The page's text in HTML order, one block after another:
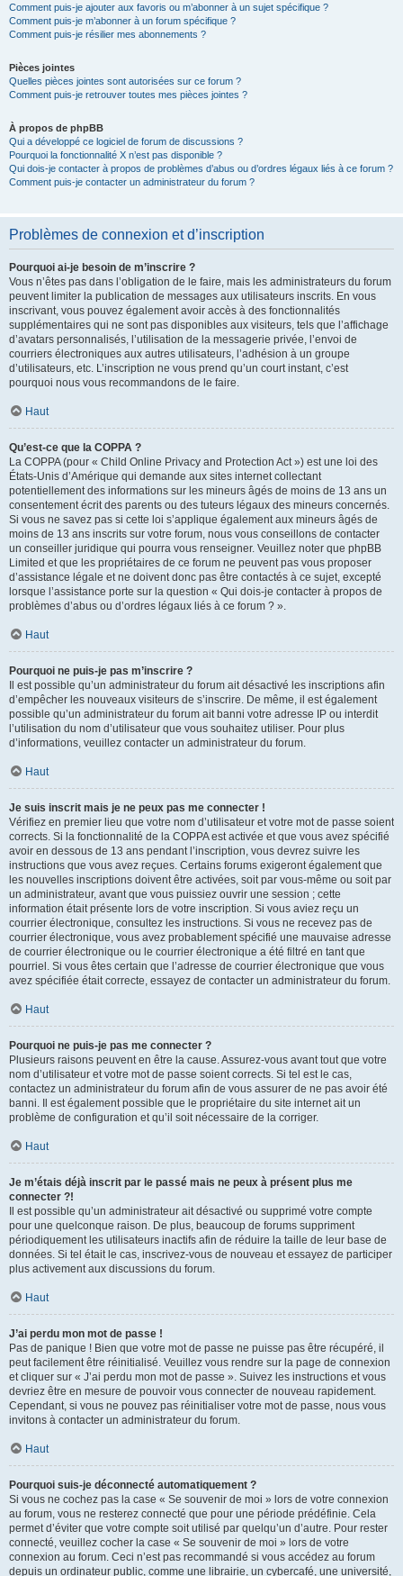
Comment puis-je ajouter aux favoris ou m’abonner à un sujet spécifique ?
Comment puis-je m’abonner à un forum spécifique ?
Comment puis-je résilier mes abonnements ?
Pièces jointes
Quelles pièces jointes sont autorisées sur ce forum ?
Comment puis-je retrouver toutes mes pièces jointes ?
À propos de phpBB
Qui a développé ce logiciel de forum de discussions ?
Pourquoi la fonctionnalité X n’est pas disponible ?
Qui dois-je contacter à propos de problèmes d’abus ou d’ordres légaux liés à ce forum ?
Comment puis-je contacter un administrateur du forum ?
Problèmes de connexion et d’inscription
Pourquoi ai-je besoin de m’inscrire ?
Vous n’êtes pas dans l’obligation de le faire, mais les administrateurs du forum
peuvent limiter la publication de messages aux utilisateurs inscrits. En vous
inscrivant, vous pouvez également avoir accès à des fonctionnalités
supplémentaires qui ne sont pas disponibles aux visiteurs, tels que l’affichage
d’avatars personnalisés, l’utilisation de la messagerie privée, l’envoi de
courriers électroniques aux autres utilisateurs, l’adhésion à un groupe
d’utilisateurs, etc. L’inscription ne vous prend qu’un court instant, c’est
pourquoi nous vous recommandons de le faire.
Haut
Qu’est-ce que la COPPA ?
La COPPA (pour « Child Online Privacy and Protection Act ») est une loi des
États-Unis d’Amérique qui demande aux sites internet collectant
potentiellement des informations sur les mineurs âgés de moins de 13 ans un
consentement écrit des parents ou des tuteurs légaux des mineurs concernés.
Si vous ne savez pas si cette loi s’applique également aux mineurs âgés de
moins de 13 ans inscrits sur votre forum, nous vous conseillons de contacter
un conseiller juridique qui pourra vous renseigner. Veuillez noter que phpBB
Limited et que les propriétaires de ce forum ne peuvent pas vous proposer
d’assistance légale et ne doivent donc pas être contactés à ce sujet, excepté
lorsque l’assistance porte sur la question « Qui dois-je contacter à propos de
problèmes d’abus ou d’ordres légaux liés à ce forum ? ».
Haut
Pourquoi ne puis-je pas m’inscrire ?
Il est possible qu’un administrateur du forum ait désactivé les inscriptions afin
d’empêcher les nouveaux visiteurs de s’inscrire. De même, il est également
possible qu’un administrateur du forum ait banni votre adresse IP ou interdit
l’utilisation du nom d’utilisateur que vous souhaitez utiliser. Pour plus
d’informations, veuillez contacter un administrateur du forum.
Haut
Je suis inscrit mais je ne peux pas me connecter !
Vérifiez en premier lieu que votre nom d’utilisateur et votre mot de passe soient
corrects. Si la fonctionnalité de la COPPA est activée et que vous avez spécifié
avoir en dessous de 13 ans pendant l’inscription, vous devrez suivre les
instructions que vous avez reçues. Certains forums exigeront également que
les nouvelles inscriptions doivent être activées, soit par vous-même ou soit par
un administrateur, avant que vous puissiez ouvrir une session ; cette
information était présente lors de votre inscription. Si vous aviez reçu un
courrier électronique, consultez les instructions. Si vous ne recevez pas de
courrier électronique, vous avez probablement spécifié une mauvaise adresse
de courrier électronique ou le courrier électronique a été filtré en tant que
pourriel. Si vous êtes certain que l’adresse de courrier électronique que vous
avez spécifiée était correcte, essayez de contacter un administrateur du forum.
Haut
Pourquoi ne puis-je pas me connecter ?
Plusieurs raisons peuvent en être la cause. Assurez-vous avant tout que votre
nom d’utilisateur et votre mot de passe soient corrects. Si tel est le cas,
contactez un administrateur du forum afin de vous assurer de ne pas avoir été
banni. Il est également possible que le propriétaire du site internet ait un
problème de configuration et qu’il soit nécessaire de la corriger.
Haut
Je m’étais déjà inscrit par le passé mais ne peux à présent plus me
connecter ?!
Il est possible qu’un administrateur ait désactivé ou supprimé votre compte
pour une quelconque raison. De plus, beaucoup de forums suppriment
périodiquement les utilisateurs inactifs afin de réduire la taille de leur base de
données. Si tel était le cas, inscrivez-vous de nouveau et essayez de participer
plus activement aux discussions du forum.
Haut
J’ai perdu mon mot de passe !
Pas de panique ! Bien que votre mot de passe ne puisse pas être récupéré, il
peut facilement être réinitialisé. Veuillez vous rendre sur la page de connexion
et cliquer sur « J’ai perdu mon mot de passe ». Suivez les instructions et vous
devriez être en mesure de pouvoir vous connecter de nouveau rapidement.
Cependant, si vous ne pouvez pas réinitialiser votre mot de passe, nous vous
invitons à contacter un administrateur du forum.
Haut
Pourquoi suis-je déconnecté automatiquement ?
Si vous ne cochez pas la case « Se souvenir de moi » lors de votre connexion
au forum, vous ne resterez connecté que pour une période prédéfinie. Cela
permet d’éviter que votre compte soit utilisé par quelqu’un d’autre. Pour rester
connecté, veuillez cocher la case « Se souvenir de moi » lors de votre
connexion au forum. Ceci n’est pas recommandé si vous accédez au forum
depuis un ordinateur public, comme une librairie, un cybercafé, une université,